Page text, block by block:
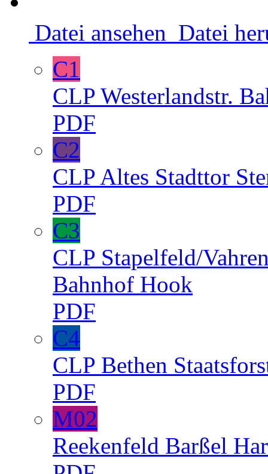
Datei ansehen Datei
C1
CLP Westerlandstr.
PDF
C2
CLP Altes Stadttor
PDF
C3
CLP Stapelfeld/
Bahnhof Hook
PDF
C4
CLP Bethen
PDF
M02
Reekenfeld Barßel